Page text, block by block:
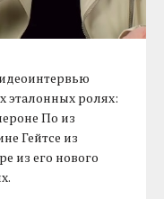
эталонных ролях:
По из
Гейтсе из
из его нового